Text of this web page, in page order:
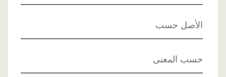
الأصل حسب
حسب المعنى